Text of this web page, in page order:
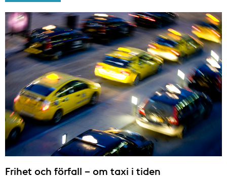
Frihet och förfall – om taxi i tiden